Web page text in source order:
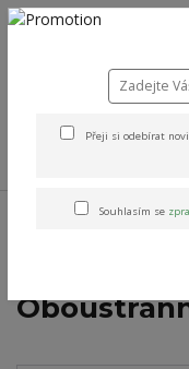
+420 778 743 310
Altens originály &
Přeji si odebírat
Souhlasím se